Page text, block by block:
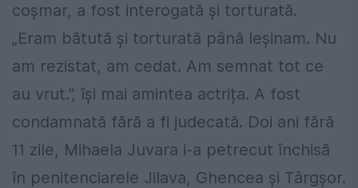
coșmar, a fost interogată și torturată.
„Eram bătută și torturată până leșinam. Nu
am rezistat, am cedat. Am semnat tot ce
au vrut.”, își mai amintea actrița. A fost
condamnată fără a fi judecată. Doi ani fără
11 zile, Mihaela Juvara i-a petrecut închisă
în penitenciarele Jilava, Ghencea și Târgșor.